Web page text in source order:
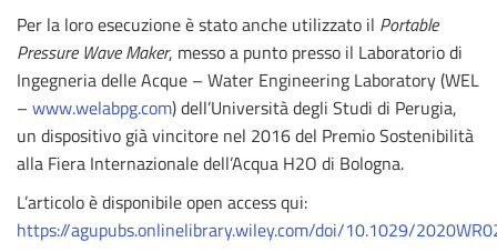
Per la loro esecuzione è stato anche utilizzato il Portable
Pressure Wave Maker, messo a punto presso il Laboratorio di
Ingegneria delle Acque – Water Engineering Laboratory (WEL
– www.welabpg.com) dell’Università degli Studi di Perugia,
un dispositivo già vincitore nel 2016 del Premio Sostenibilità
alla Fiera Internazionale dell’Acqua H2O di Bologna.
L’articolo è disponibile open access qui:
https://agupubs.onlinelibrary.wiley.com/doi/10.1029/